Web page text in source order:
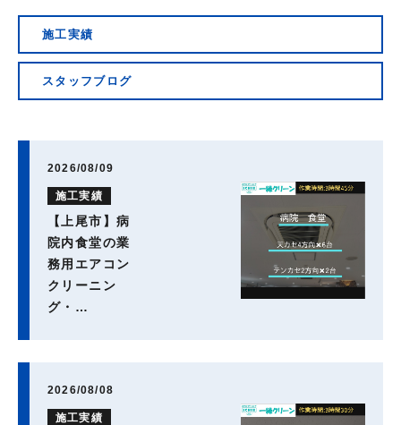
施工実績
会社概要
2026/08/09
施工実績
【上尾市】病
院内食堂の業
務用エアコン
クリーニン
グ・…
2026/08/08
施工実績
施工実績
スタッフブログ